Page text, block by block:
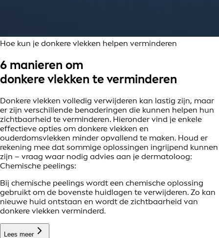
Hoe kun je donkere vlekken helpen verminderen
6 manieren om
donkere vlekken te verminderen
Donkere vlekken volledig verwijderen kan lastig zijn, maar
er zijn verschillende benaderingen die kunnen helpen hun
zichtbaarheid te verminderen. Hieronder vind je enkele
effectieve opties om donkere vlekken en
ouderdomsvlekken minder opvallend te maken. Houd er
rekening mee dat sommige oplossingen ingrijpend kunnen
zijn – vraag waar nodig advies aan je dermatoloog:
Chemische peelings:
Bij chemische peelings wordt een chemische oplossing
gebruikt om de bovenste huidlagen te verwijderen. Zo kan
nieuwe huid ontstaan en wordt de zichtbaarheid van
donkere vlekken verminderd.
Lees meer